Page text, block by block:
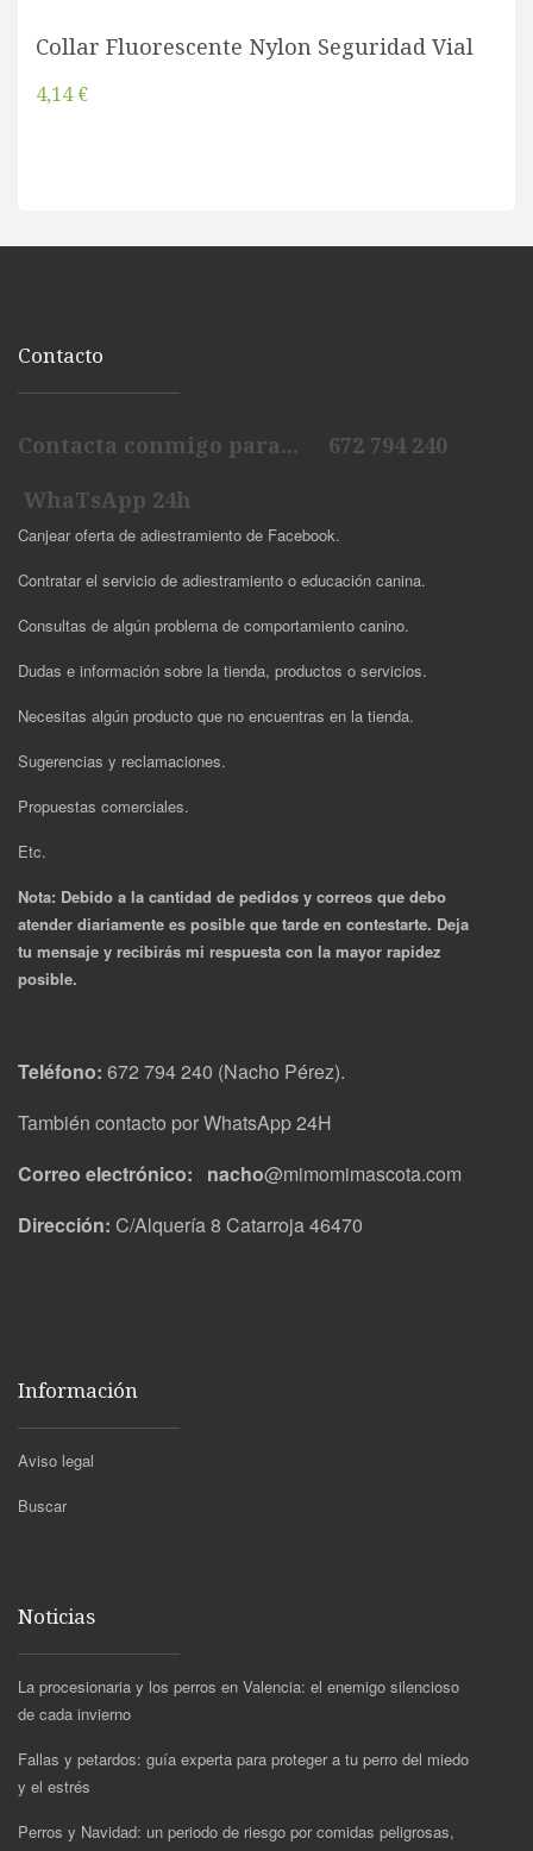
Collar Fluorescente Nylon Seguridad Vial
4,14 €
Contacto
Contacta conmigo para... 672 794 240
WhaTsApp 24h
Canjear oferta de adiestramiento de Facebook.
Contratar el servicio de adiestramiento o educación canina.
Consultas de algún problema de comportamiento canino.
Dudas e información sobre la tienda, productos o servicios.
Necesitas algún producto que no encuentras en la tienda.
Sugerencias y reclamaciones.
Propuestas comerciales.
Etc.
Nota: Debido a la cantidad de pedidos y correos que debo
atender diariamente es posible que tarde en contestarte. Deja
tu mensaje y recibirás mi respuesta con la mayor rapidez
posible.
Teléfono: 672 794 240 (Nacho Pérez).
También contacto por WhatsApp 24H
Correo electrónico: nacho@mimomimascota.com
Dirección: C/Alquería 8 Catarroja 46470
Información
Aviso legal
Buscar
Noticias
La procesionaria y los perros en Valencia: el enemigo silencioso
de cada invierno
Fallas y petardos: guía experta para proteger a tu perro del miedo
y el estrés
Perros y Navidad: un periodo de riesgo por comidas peligrosas,